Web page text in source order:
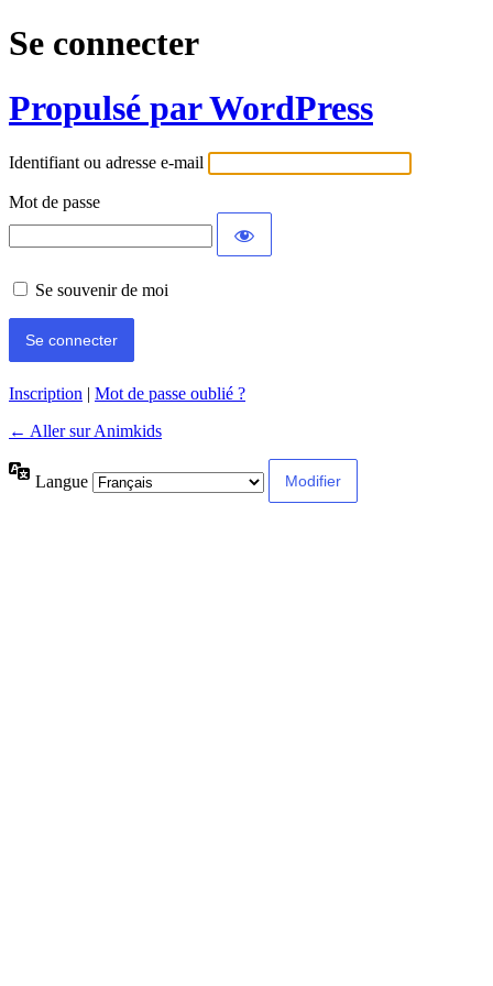
Se connecter
Propulsé par WordPress
Identifiant ou adresse e-mail
Mot de passe
Se souvenir de moi
Inscription | Mot de passe oublié ?
← Aller sur Animkids
Langue